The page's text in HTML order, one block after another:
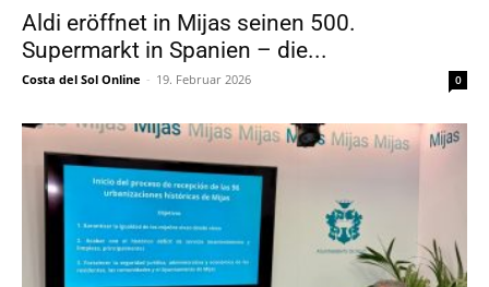
Aldi eröffnet in Mijas seinen 500.
Supermarkt in Spanien – die...
Costa del Sol Online - 19. Februar 2026 0